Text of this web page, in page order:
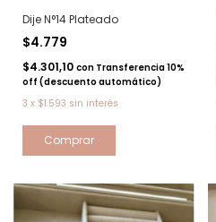
Dije N°14 Plateado
$4.779
$4.301,10 con Transferencia 10%
off (descuento automático)
3 x $1.593 sin interés